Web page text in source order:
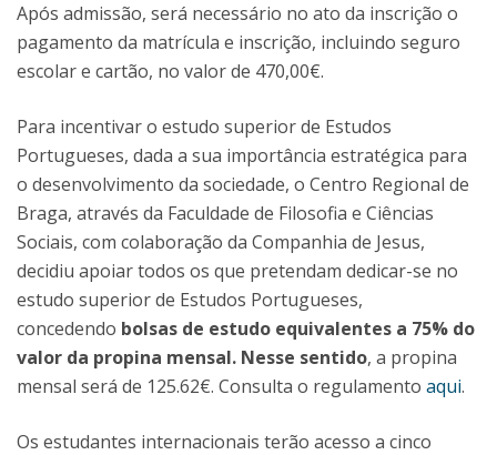
Após admissão, será necessário no ato da inscrição o
pagamento da matrícula e inscrição, incluindo seguro
escolar e cartão, no valor de 470,00€.
Para incentivar o estudo superior de Estudos
Portugueses, dada a sua importância estratégica para
o desenvolvimento da sociedade, o Centro Regional de
Braga, através da Faculdade de Filosofia e Ciências
Sociais, com colaboração da Companhia de Jesus,
decidiu apoiar todos os que pretendam dedicar-se no
estudo superior de Estudos Portugueses,
concedendo bolsas de estudo equivalentes a 75% do
valor da propina mensal. Nesse sentido, a propina
mensal será de 125.62€. Consulta o regulamento aqui.
Os estudantes internacionais terão acesso a cinco